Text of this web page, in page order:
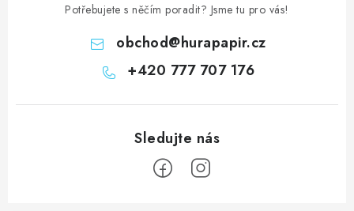
Potřebujete s něčím poradit? Jsme tu pro vás!
obchod@hurapapir.cz
+420 777 707 176